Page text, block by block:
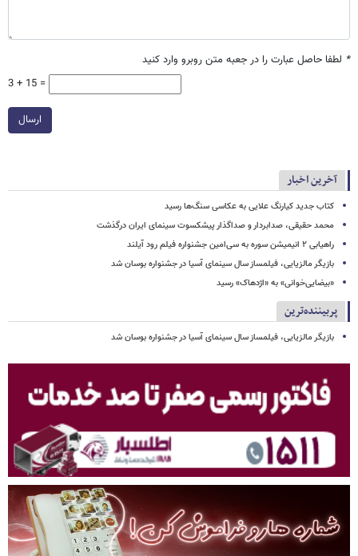
* لطفا حاصل عبارت را در جعبه متن روبرو وارد کنید
3 + 15 =
ارسال
آخرین اخبار
کتاب جدید کیارنگ علایی به عکاسی سنگ‌ها رسید
محمد حقیقی، صدابردار و صداگذار پیشکسوت سینمای ایران درگذشت
راهیابی ۲ انیمیشن سوره به سی‌امین جشنواره فیلم رود آیلند
بازیگر مالزیایی، فیلمساز سال سینمای آسیا در جشنواره بوسان شد
«بیضایی‌خوانی» به «اژدهاک» رسید
پربیننده‌ترین
بازیگر مالزیایی، فیلمساز سال سینمای آسیا در جشنواره بوسان شد